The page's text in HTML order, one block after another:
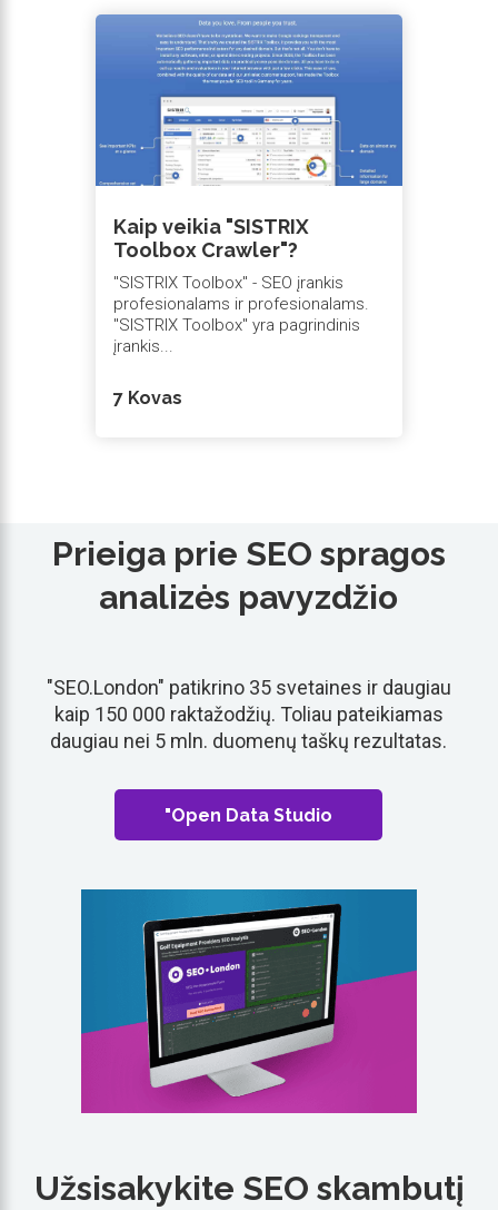
Kaip veikia "SISTRIX
Toolbox Crawler"?
"SISTRIX Toolbox" - SEO įrankis
profesionalams ir profesionalams.
"SISTRIX Toolbox" yra pagrindinis
įrankis...
7 Kovas
Prieiga prie SEO spragos
analizės pavyzdžio
"SEO.London" patikrino 35 svetaines ir daugiau
kaip 150 000 raktažodžių. Toliau pateikiamas
daugiau nei 5 mln. duomenų taškų rezultatas.
"Open Data Studio
Užsisakykite SEO skambutį